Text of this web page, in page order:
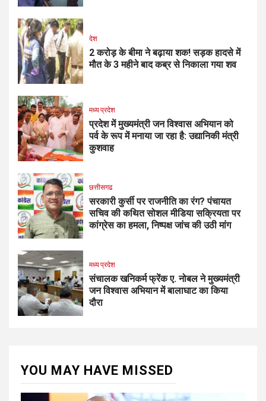
देश
2 करोड़ के बीमा ने बढ़ाया शक! सड़क हादसे में
मौत के 3 महीने बाद कब्र से निकाला गया शव
मध्य प्रदेश
प्रदेश में मुख्यमंत्री जन विश्वास अभियान को
पर्व के रूप में मनाया जा रहा है: उद्यानिकी मंत्री
कुशवाह
छत्तीसगढ
सरकारी कुर्सी पर राजनीति का रंग? पंचायत
सचिव की कथित सोशल मीडिया सक्रियता पर
कांग्रेस का हमला, निष्पक्ष जांच की उठी मांग
मध्य प्रदेश
संचालक खनिकर्म फ्रेंक ए. नोबल ने मुख्यमंत्री
जन विश्वास अभियान में बालाघाट का किया
दौरा
YOU MAY HAVE MISSED